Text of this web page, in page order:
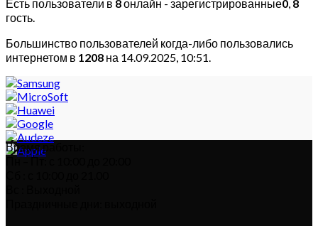
Есть пользователи в 8онлайн - зарегистрированные0, 8
гость.
Большинство пользователей когда-либо пользовались
интернетом в 1208 на 14.09.2025, 10:51.
Время работы:
Пн – Пт: с 10:00 до 20:00